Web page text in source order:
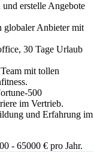
erstelle Angebote
globaler Anbieter mit
30 Tage Urlaub
mit tollen
500
im Vertrieb.
und Erfahrung im
- 65000 € pro Jahr.